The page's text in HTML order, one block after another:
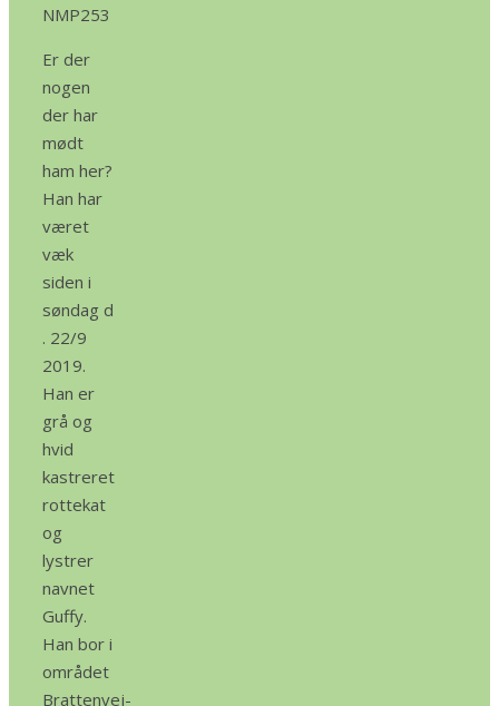
NMP253
Er der
nogen
der har
mødt
ham her?
Han har
været
væk
siden i
søndag d
. 22/9
2019.
Han er
grå og
hvid
kastreret
rottekat
og
lystrer
navnet
Guffy.
Han bor i
området
Brattenvej-